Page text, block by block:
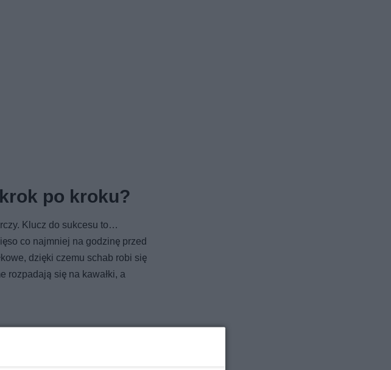
po kroku?
Klucz do sukcesu to…
co najmniej na godzinę przed
dzięki czemu schab robi się
rozpadają się na kawałki, a